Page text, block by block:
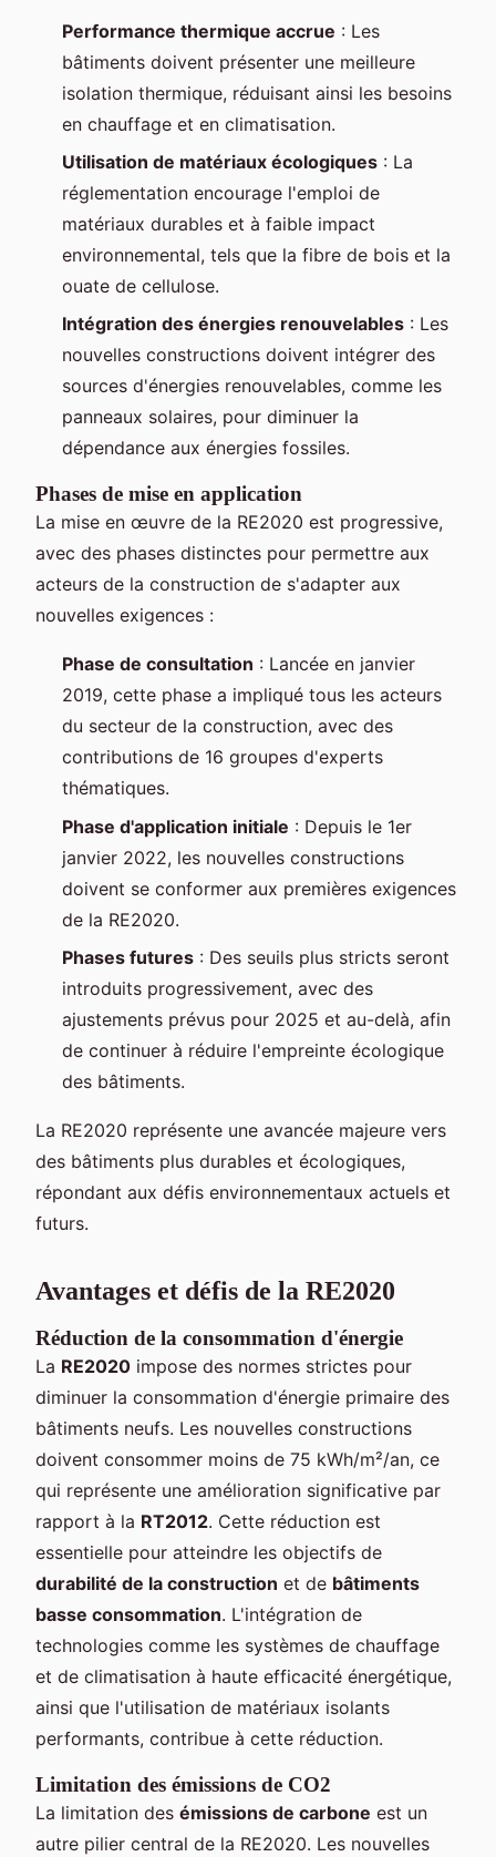
Performance thermique accrue : Les
bâtiments doivent présenter une meilleure
isolation thermique, réduisant ainsi les besoins
en chauffage et en climatisation.
Utilisation de matériaux écologiques : La
réglementation encourage l'emploi de
matériaux durables et à faible impact
environnemental, tels que la fibre de bois et la
ouate de cellulose.
Intégration des énergies renouvelables : Les
nouvelles constructions doivent intégrer des
sources d'énergies renouvelables, comme les
panneaux solaires, pour diminuer la
dépendance aux énergies fossiles.
Phases de mise en application
La mise en œuvre de la RE2020 est progressive,
avec des phases distinctes pour permettre aux
acteurs de la construction de s'adapter aux
nouvelles exigences :
Phase de consultation : Lancée en janvier
2019, cette phase a impliqué tous les acteurs
du secteur de la construction, avec des
contributions de 16 groupes d'experts
thématiques.
Phase d'application initiale : Depuis le 1er
janvier 2022, les nouvelles constructions
doivent se conformer aux premières exigences
de la RE2020.
Phases futures : Des seuils plus stricts seront
introduits progressivement, avec des
ajustements prévus pour 2025 et au-delà, afin
de continuer à réduire l'empreinte écologique
des bâtiments.
La RE2020 représente une avancée majeure vers
des bâtiments plus durables et écologiques,
répondant aux défis environnementaux actuels et
futurs.
Avantages et défis de la RE2020
Réduction de la consommation d'énergie
La RE2020 impose des normes strictes pour
diminuer la consommation d'énergie primaire des
bâtiments neufs. Les nouvelles constructions
doivent consommer moins de 75 kWh/m²/an, ce
qui représente une amélioration significative par
rapport à la RT2012. Cette réduction est
essentielle pour atteindre les objectifs de
durabilité de la construction et de bâtiments
basse consommation. L'intégration de
technologies comme les systèmes de chauffage
et de climatisation à haute efficacité énergétique,
ainsi que l'utilisation de matériaux isolants
performants, contribue à cette réduction.
Limitation des émissions de CO2
La limitation des émissions de carbone est un
autre pilier central de la RE2020. Les nouvelles